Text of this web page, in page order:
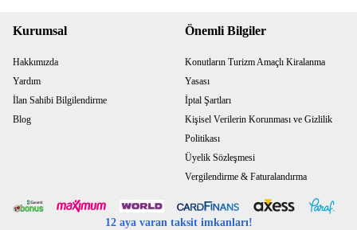
Kurumsal
Hakkımızda
Yardım
İlan Sahibi Bilgilendirme
Blog
Önemli Bilgiler
Konutların Turizm Amaçlı Kiralanma
Yasası
İptal Şartları
Kişisel Verilerin Korunması ve Gizlilik
Politikası
Üyelik Sözleşmesi
Vergilendirme & Faturalandırma
12 aya varan taksit imkanları!